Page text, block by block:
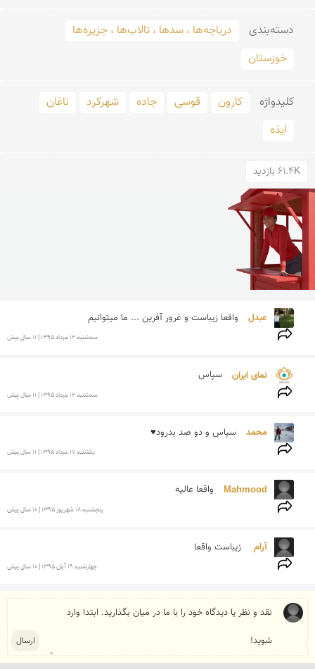
دسته‌بندی
دریاچه‌ها ، سدها ، تالاب‌ها ، جزیره‌ها
خوزستان
کلید‌واژه کارون قوسی جاده شهرکرد
ناغان
ایذه
61.4K بازدید
عبدل واقعا زیباست و غرور آفرین ... ما میتوانیم
سه‌شنبه 12 مرداد 1395 | 11 سال پیش
نمای ایران سپاس
سه‌شنبه 12 مرداد 1395 | 11 سال پیش
محمد سپاس و دو صد بدرود♥
يكشنبه 17 مرداد 1395 | 11 سال پیش
Mahmood واقعا عالیه
پنجشنبه 18 شهريور 1395 | 10 سال پیش
آرام زیباست واقعا
چهارشنبه 19 آبان 1395 | 10 سال پیش